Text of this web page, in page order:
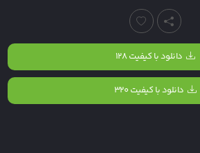
دانلود با کیفیت ۱۲۸
دانلود با کیفیت ۳۲۰